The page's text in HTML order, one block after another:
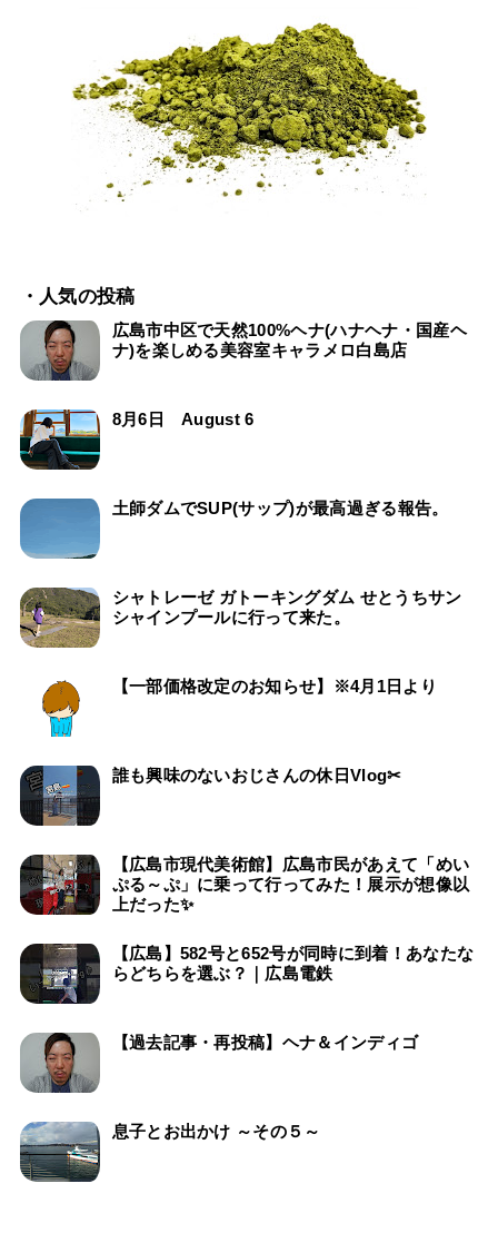
・人気の投稿
広島市中区で天然100%ヘナ(ハナヘナ・国産ヘ
ナ)を楽しめる美容室キャラメロ白島店
8月6日 August 6
土師ダムでSUP(サップ)が最高過ぎる報告。
シャトレーゼ ガトーキングダム せとうちサン
シャインプールに行って来た。
【一部価格改定のお知らせ】※4月1日より
誰も興味のないおじさんの休日Vlog✂
【広島市現代美術館】広島市民があえて「めい
ぷる～ぷ」に乗って行ってみた！展示が想像以
上だった✨
【広島】582号と652号が同時に到着！あなたな
らどちらを選ぶ？｜広島電鉄
【過去記事・再投稿】ヘナ＆インディゴ
息子とお出かけ ～その５～